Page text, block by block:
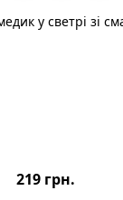
у светрі зі
219 грн.